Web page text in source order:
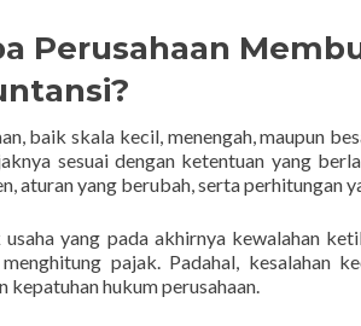
Perusahaan
baik skala kecil, menengah, maupun
sesuai dengan ketentuan yang
aturan yang berubah, serta perhitungan
yang pada akhirnya kewalahan
pajak. Padahal, kesalahan
kepatuhan hukum perusahaan.